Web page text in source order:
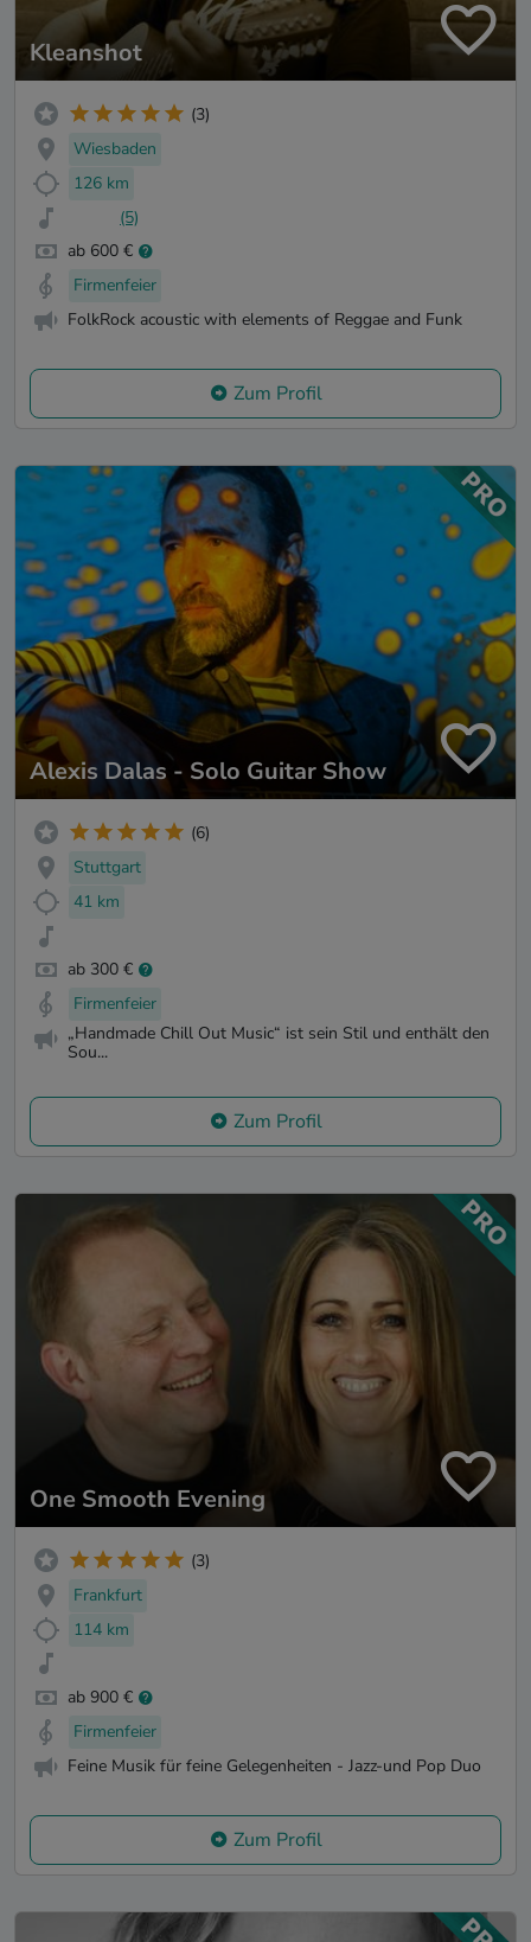
Kleanshot
(3)
Wiesbaden
126 km
(5)
ab 600 €
Firmenfeier
FolkRock acoustic with elements of Reggae and Funk
Zum Profil
Alexis Dalas - Solo Guitar Show
(6)
Stuttgart
41 km
ab 300 €
Firmenfeier
„Handmade Chill Out Music“ ist sein Stil und enthält den
Sou...
Zum Profil
One Smooth Evening
(3)
Frankfurt
114 km
ab 900 €
Firmenfeier
Feine Musik für feine Gelegenheiten - Jazz-und Pop Duo
Zum Profil